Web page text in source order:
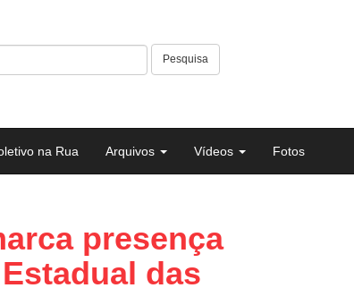
Pesquisa
na Rua Arquivos Vídeos Fotos
presença
das